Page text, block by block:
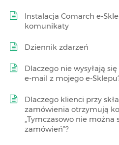
Instalacja Comarch e-
komunikaty
Dziennik zdarzeń
Dlaczego nie wysyłają
e-mail z mojego e-
Dlaczego klienci przy
zamówienia otrzymują
„Tymczasowo nie można
zamówień”?